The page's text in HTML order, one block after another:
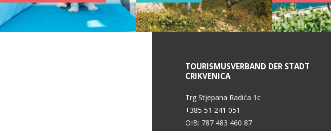
TOURISMUSVERBAND DER STADT
CRIKVENICA
Trg Stjepana Radića 1c
+385 51 241 051
OIB: 787 483 460 87